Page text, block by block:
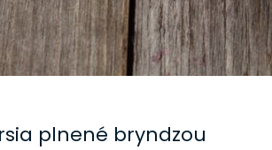
plnené bryndzou